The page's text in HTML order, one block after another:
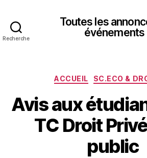
Recherche
Toutes les
événements
ACCUEIL SC.ECO &
Avis aux
TC Droit
public